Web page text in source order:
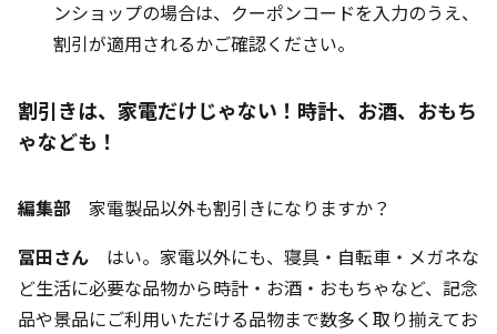
ンショップの場合は、クーポンコードを入力のうえ、
割引が適用されるかご確認ください。
割引きは、家電だけじゃない！時計、お酒、おもち
ゃなども！
編集部 家電製品以外も割引きになりますか？
冨田さん はい。家電以外にも、寝具・自転車・メガネな
ど生活に必要な品物から時計・お酒・おもちゃなど、記念
品や景品にご利用いただける品物まで数多く取り揃えてお